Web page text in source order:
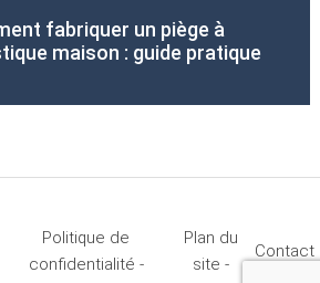
fabriquer un piège à
maison : guide pratique
Politique de
confidentialité -
Plan du
site -
Contact